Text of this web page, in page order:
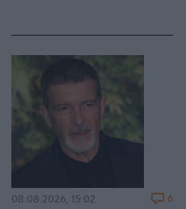
08.08.2026, 15:02 6